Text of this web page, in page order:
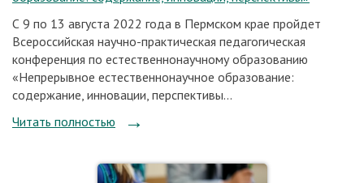
С 9 по 13 августа 2022 года в Пермском крае пройдет
Всероссийская научно-практическая педагогическая
конференция по естественнонаучному образованию
«Непрерывное естественнонаучное образование:
содержание, инновации, перспективы...
Читать полностью